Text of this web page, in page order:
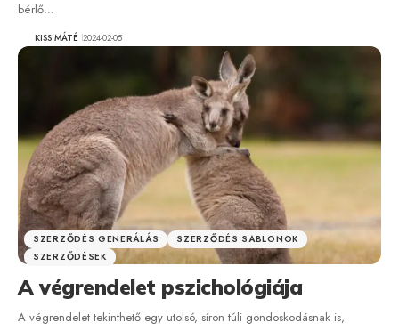
bérlő…
KISS MÁTÉ 2024-02-05
SZERZŐDÉS GENERÁLÁS
SZERZŐDÉS SABLONOK
SZERZŐDÉSEK
A végrendelet pszichológiája
A végrendelet tekinthető egy utolsó, síron túli gondoskodásnak is,